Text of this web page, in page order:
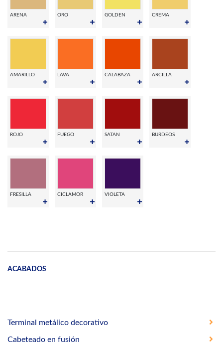
ARENA ORO GOLDEN CREMA
AMARILLO LAVA CALABAZA ARCILLA
ROJO FUEGO SATAN BURDEOS
FRESILLA CICLAMOR VIOLETA
ACABADOS
Terminal metálico decorativo
Cabeteado en fusión